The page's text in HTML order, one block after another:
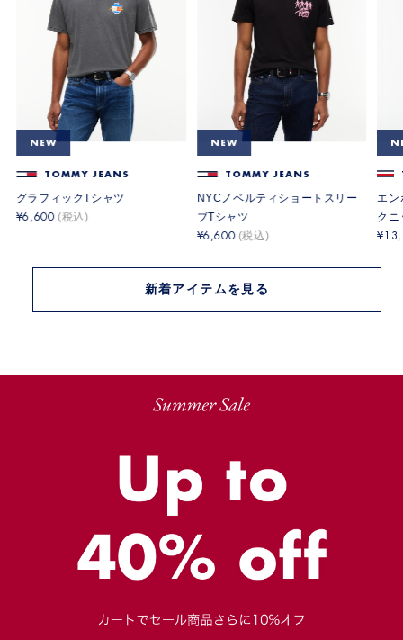
NEW
TOMMY JEANS
グラフィックTシャツ
6,600
NEW
TOMMY JEANS
NYCノベルティショートスリー
ブTシャツ
6,600
エン
クニ
新着アイテムを見る